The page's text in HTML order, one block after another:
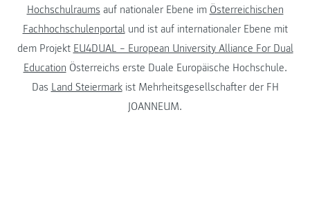
Hochschulraums auf nationaler Ebene im Österreichischen
Fachhochschulenportalund ist auf internationaler Ebene mit
dem Projekt EU4DUAL – European University Alliance For Dual
Education Österreichs erste Duale Europäische Hochschule.
Das Land Steiermarkist Mehrheitsgesellschafter der FH
JOANNEUM.